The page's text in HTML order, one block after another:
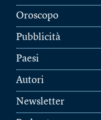
Oroscopo
Pubblicità
Paesi
Autori
Newsletter